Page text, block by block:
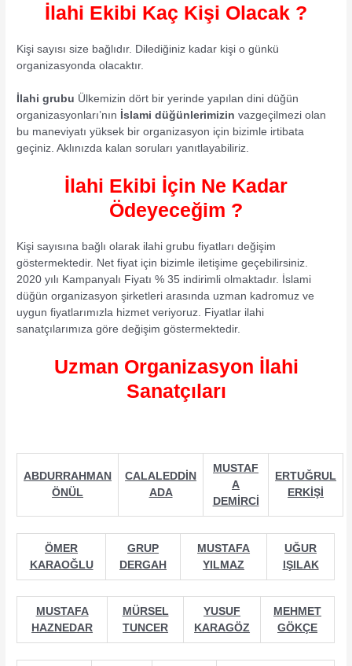
İlahi Ekibi Kaç Kişi Olacak ?
Kişi sayısı size bağlıdır. Dilediğiniz kadar kişi o günkü
organizasyonda olacaktır.
İlahi grubu Ülkemizin dört bir yerinde yapılan dini düğün
organizasyonları’nın İslami düğünlerimizin vazgeçilmezi olan
bu maneviyatı yüksek bir organizasyon için bizimle irtibata
geçiniz. Aklınızda kalan soruları yanıtlayabiliriz.
İlahi Ekibi İçin Ne Kadar
Ödeyeceğim ?
Kişi sayısına bağlı olarak ilahi grubu fiyatları değişim
göstermektedir. Net fiyat için bizimle iletişime geçebilirsiniz.
2020 yılı Kampanyalı Fiyatı % 35 indirimli olmaktadır. İslami
düğün organizasyon şirketleri arasında uzman kadromuz ve
uygun fiyatlarımızla hizmet veriyoruz. Fiyatlar ilahi
sanatçılarımıza göre değişim göstermektedir.
Uzman Organizasyon İlahi
Sanatçıları
ABDURRAHMAN
ÖNÜL
CALALEDDİN
ADA
MUSTAF
A
DEMİRCİ
ERTUĞRUL
ERKİŞİ
ÖMER
KARAOĞLU
GRUP
DERGAH
MUSTAFA
YILMAZ
UĞUR
IŞILAK
MUSTAFA
HAZNEDAR
MÜRSEL
TUNCER
YUSUF
KARAGÖZ
MEHMET
GÖKÇE